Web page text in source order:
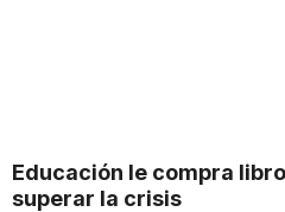
Educación le compra
superar la crisis